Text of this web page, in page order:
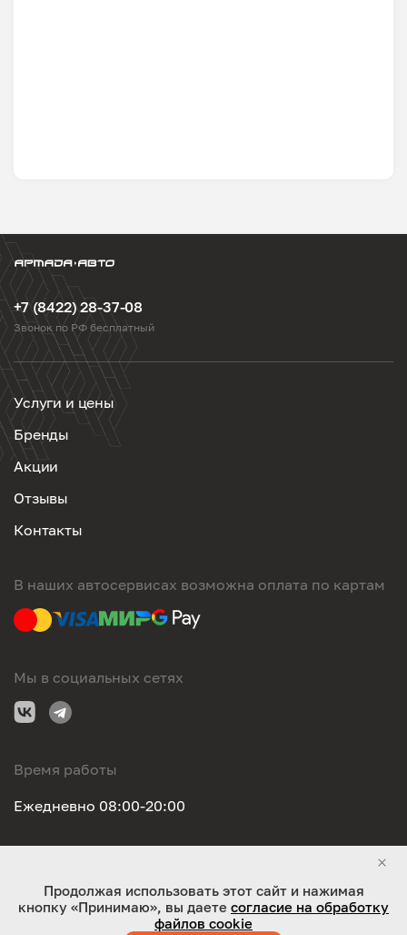
+7 (8422) 28-37-08
Звонок по РФ бесплатный
Услуги и цены
Бренды
Акции
Отзывы
Контакты
В наших автосервисах возможна оплата по картам
Мы в социальных сетях
Время работы
Ежедневно 08:00-20:00
ООО "Оригинал-сервис". Все права защищены 2026
Продолжая использовать этот сайт и нажимая
кнопку «Принимаю», вы даете согласие на обработку
файлов cookie